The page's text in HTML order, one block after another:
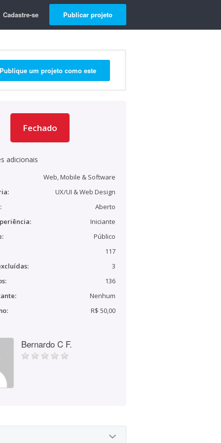
Cadastre-se Publicar projeto
Publique um projeto como este
Fechado
adicionais
Web, Mobile & Software
UX/UI & Web Design
Aberto
Iniciante
Público
117
3
136
Nenhum
R$ 50,00
Bernardo C F.